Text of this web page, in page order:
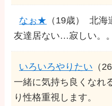
なぉ★ （19歳）
北海
友達居ない…寂しい。
いろいろやりたい （
一緒に気持ち良くなれ
り性格重視します。